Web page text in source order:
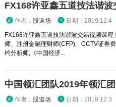
FX168许亚鑫五道技法谐
作者： 股道场 日期：2019.12.4
FX168许亚鑫五道技法谐波交易视频课
师、注册金融理财师(CFP)、CCTV证券
约分析师,《中国经济...
作者： 股道场 日期：2019.12.3